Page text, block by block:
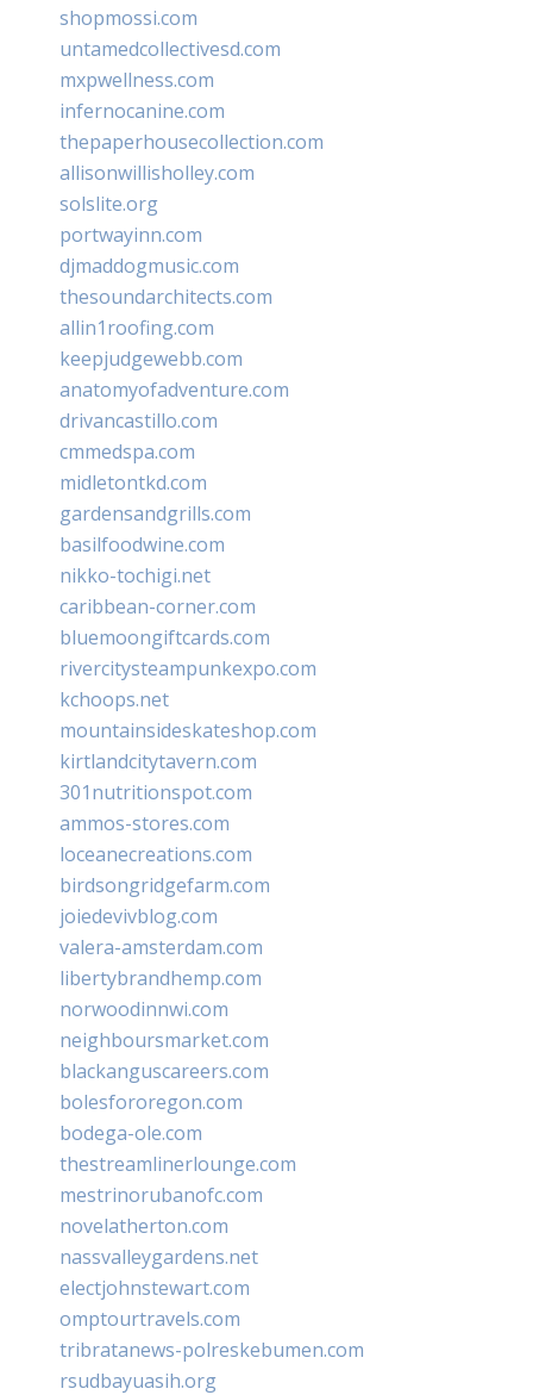
shopmossi.com
untamedcollectivesd.com
mxpwellness.com
infernocanine.com
thepaperhousecollection.com
allisonwillisholley.com
solslite.org
portwayinn.com
djmaddogmusic.com
thesoundarchitects.com
allin1roofing.com
keepjudgewebb.com
anatomyofadventure.com
drivancastillo.com
cmmedspa.com
midletontkd.com
gardensandgrills.com
basilfoodwine.com
nikko-tochigi.net
caribbean-corner.com
bluemoongiftcards.com
rivercitysteampunkexpo.com
kchoops.net
mountainsideskateshop.com
kirtlandcitytavern.com
301nutritionspot.com
ammos-stores.com
loceanecreations.com
birdsongridgefarm.com
joiedevivblog.com
valera-amsterdam.com
libertybrandhemp.com
norwoodinnwi.com
neighboursmarket.com
blackanguscareers.com
bolesfororegon.com
bodega-ole.com
thestreamlinerlounge.com
mestrinorubanofc.com
novelatherton.com
nassvalleygardens.net
electjohnstewart.com
omptourtravels.com
tribratanews-polreskebumen.com
rsudbayuasih.org